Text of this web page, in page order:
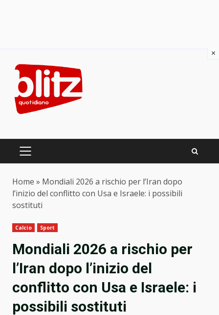
content
PRIMARY
Home » Mondiali 2026 a rischio per l’Iran dopo
l’inizio del conflitto con Usa e Israele: i possibili
sostituti
Calcio Sport
Mondiali 2026 a rischio per
l’Iran dopo l’inizio del
conflitto con Usa e Israele: i
possibili sostituti
×